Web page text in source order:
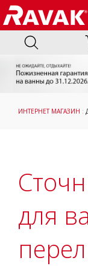
ИНТЕРНЕТ МАГАЗИН :
для